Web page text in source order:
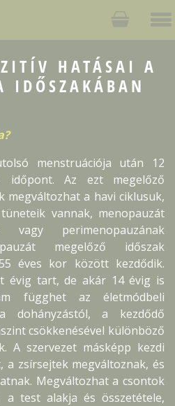
HATÁSAI A
IDŐSZAKÁBAN
menstruációja után 12
időpont. Az ezt megelőző
megváltozhat a havi ciklusuk,
vannak, menopauzát
vagy perimenopauzának
megelőző időszak
éves kor között kezdődik.
évig tart, de akár 14 évig is
függhet az életmódbeli
dohányzástól, a kezdődő
csökkenésével különböző
A szervezet másképp kezdi
a zsírsejtek megváltoznak, és
Megváltozhat a csontok
a test alakja és összetétele,